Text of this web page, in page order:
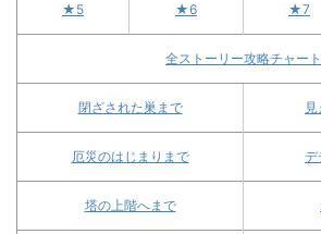
★5 ★6 ★7
全ストーリー攻略チャート
閉ざされた巣まで
厄災のはじまりまで デ
塔の上階へまで